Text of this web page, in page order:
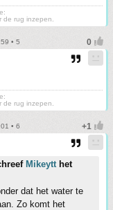
de rug inzepen.
• 5
de rug inzepen.
• 6
Mikeytt het
dat het water te
Zo komt het